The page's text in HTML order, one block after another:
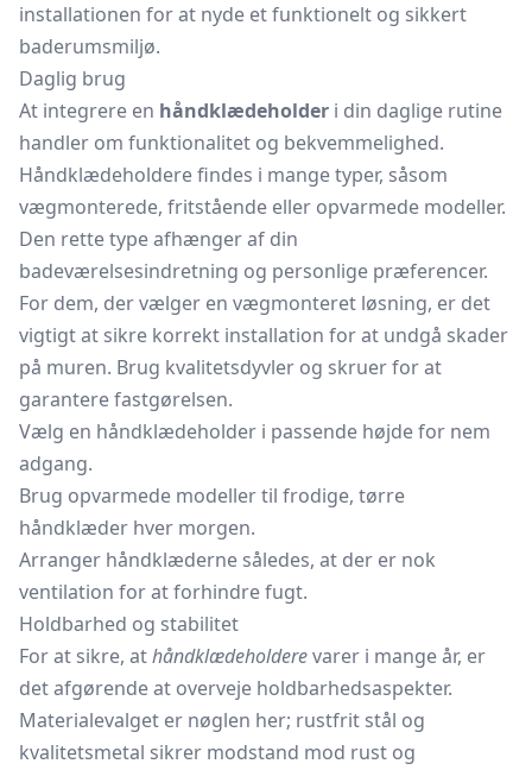
installationen for at nyde et funktionelt og sikkert
baderumsmiljø.
Daglig brug
At integrere en håndklædeholder i din daglige rutine
handler om funktionalitet og bekvemmelighed.
Håndklædeholdere findes i mange typer, såsom
vægmonterede, fritstående eller opvarmede modeller.
Den rette type afhænger af din
badeværelsesindretning og personlige præferencer.
For dem, der vælger en vægmonteret løsning, er det
vigtigt at sikre korrekt installation for at undgå skader
på muren. Brug kvalitetsdyvler og skruer for at
garantere fastgørelsen.
Vælg en håndklædeholder i passende højde for nem
adgang.
Brug opvarmede modeller til frodige, tørre
håndklæder hver morgen.
Arranger håndklæderne således, at der er nok
ventilation for at forhindre fugt.
Holdbarhed og stabilitet
For at sikre, athåndklædeholderevarer i mange år, er
det afgørende at overveje holdbarhedsaspekter.
Materialevalget er nøglen her; rustfrit stål og
kvalitetsmetal sikrer modstand mod rust og